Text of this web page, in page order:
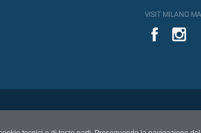
VISIT MILANO
YouTube